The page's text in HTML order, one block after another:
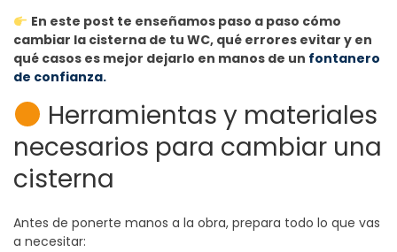
En este post te enseñamos paso a paso cómo
cambiar la cisterna de tu WC, qué errores evitar y en
qué casos es mejor dejarlo en manos de un fontanero
de confianza.
Herramientas y materiales
necesarios para cambiar una
cisterna
Antes de ponerte manos a la obra, prepara todo lo que vas
a necesitar: